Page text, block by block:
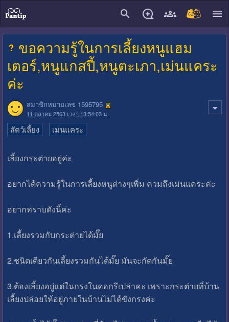
ขอความรู้ในการเลี้ยงหนูแฮม
เตอร์,หนูแกสปี้,หนูตะเภา,เม่นแคระ
ค่ะ
สมาชิกหมายเลข 1595795
11 ตุลาคม 2563 เวลา 13:54:03 น.
สัตว์เลี้ยง เม่นแคระ
เลี้ยงกระต่ายอยู่ค่ะ
อยากได้ความรู้ในการเลี้ยงหนูต่างๆเพิ่ม ควมถึงเม่นแคระค่ะ
อยากทราบดังนี้ค่ะ
1.เลี้ยงรวมกับกระต่ายได้มั๊ย
2.ชนิดเดียวกันเลี้ยงรวมกันได้มั๊ย มันจะกัดกันมั๊ย
3.ต้องเลี้ยงอยู่แต่ในกรงในคอกรึเปล่าคะ เพราะกระต่ายที่บ้าน
เลี้ยงปล่อยให้อยู่ภายในบ้านไม่ได้ขังกรงค่ะ
close